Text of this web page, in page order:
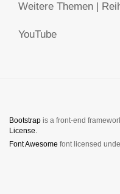
Weitere Themen |
YouTube
Bootstrap is a front-end
License.
Font Awesome font licensed